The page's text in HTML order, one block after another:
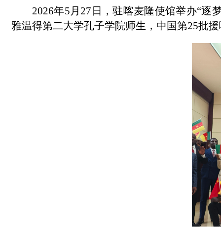
2026年5月27日，驻喀麦隆使馆举办“逐
雅温得第二大学孔子学院师生，中国第25批